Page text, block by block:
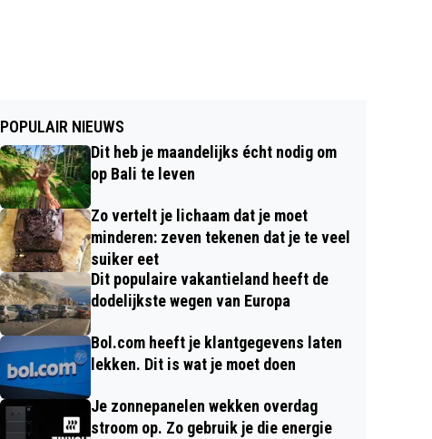
POPULAIR NIEUWS
Dit heb je maandelijks écht nodig om
op Bali te leven
Zo vertelt je lichaam dat je moet
minderen: zeven tekenen dat je te veel
suiker eet
Dit populaire vakantieland heeft de
dodelijkste wegen van Europa
Bol.com heeft je klantgegevens laten
lekken. Dit is wat je moet doen
Je zonnepanelen wekken overdag
stroom op. Zo gebruik je die energie